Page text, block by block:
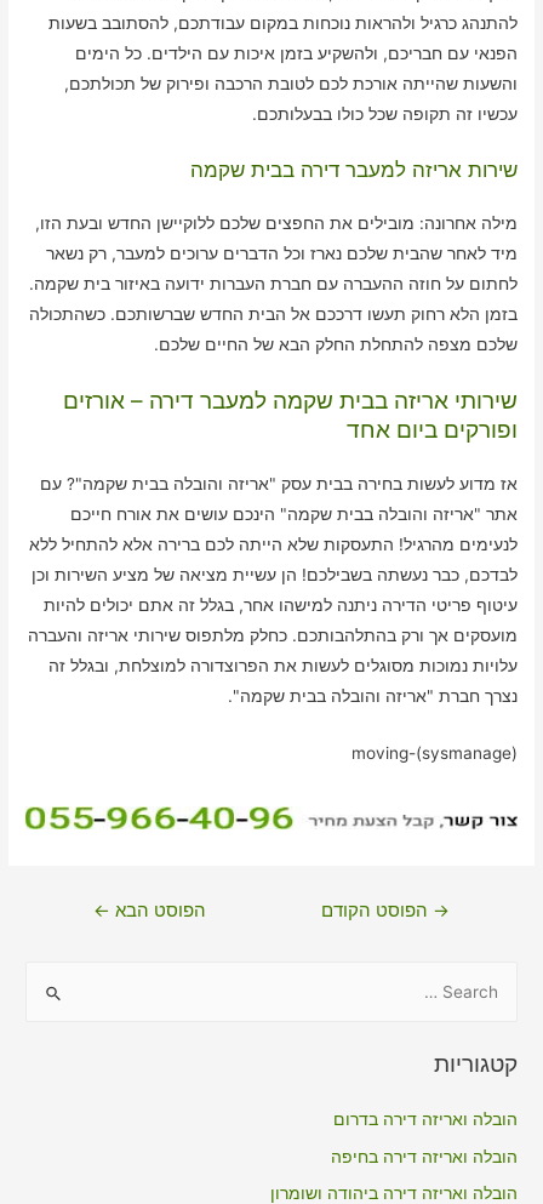
להתנהג כרגיל ולהראות נוכחות במקום עבודתכם, להסתובב בשעות
הפנאי עם חבריכם, ולהשקיע בזמן איכות עם הילדים. כל הימים
והשעות שהייתה אורכת לכם לטובת הרכבה ופירוק של תכולתכם,
עכשיו זה תקופה שכל כולו בבעלותכם.
שירות אריזה למעבר דירה בבית שקמה
מילה אחרונה: מובילים את החפצים שלכם ללוקיישן החדש ובעת הזו,
מיד לאחר שהבית שלכם נארז וכל הדברים ערוכים למעבר, רק נשאר
לחתום על חוזה ההעברה עם חברת העברות ידועה באיזור בית שקמה.
בזמן הלא רחוק תעשו דרככם אל הבית החדש שברשותכם. כשהתכולה
שלכם מצפה להתחלת החלק הבא של החיים שלכם.
שירותי אריזה בבית שקמה למעבר דירה – אורזים
ופורקים ביום אחד
אז מדוע לעשות בחירה בבית עסק "אריזה והובלה בבית שקמה"? עם
אתר "אריזה והובלה בבית שקמה" הינכם עושים את אורח חייכם
לנעימים מהרגיל! התעסקות שלא הייתה לכם ברירה אלא להתחיל ללא
לבדכם, כבר נעשתה בשבילכם! הן עשיית מציאה של מציע השירות וכן
עיטוף פריטי הדירה ניתנה למישהו אחר, בגלל זה אתם יכולים להיות
מועסקים אך ורק בהתלהבותכם. כחלק מלתפוס שירותי אריזה והעברה
עלויות נמוכות מסוגלים לעשות את הפרוצדורה למוצלחת, ובגלל זה
נצרך חברת "אריזה והובלה בבית שקמה".
moving-(sysmanage)
ניווט→ הפוסט הקודם הפוסט הבא ←
r
קטגוריות
הובלה ואריזה דירה בדרום
הובלה ואריזה דירה בחיפה
הובלה ואריזה דירה ביהודה ושומרון